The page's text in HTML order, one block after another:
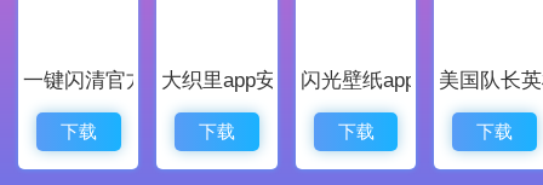
1. Qq加速器软件优化SV、S3模式稳定性
2 .向QQ加速器软件添加新的加速模式
3 .修正部分终端游戏域名不可方位无法进入游戏的问题
一键闪清官方最新版
下载
大织里app安卓版
下载
闪光壁纸app安卓最新版
下载
美国队长
下载